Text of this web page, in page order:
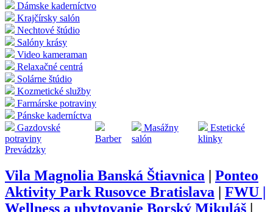
Dámske kaderníctvo
Krajčírsky salón
Nechtové štúdio
Salóny krásy
Video kameraman
Relaxačné centrá
Solárne štúdio
Kozmetické služby
Farmárske potraviny
Pánske kaderníctva
Gazdovské
potraviny
Barber
Masážny
salón
Estetické
klinky
Prevádzky
Vila Magnolia Banská Štiavnica
Ponteo
Aktivity Park Rusovce Bratislava
FWU |
Wellness a ubytovanie Borský Mikuláš